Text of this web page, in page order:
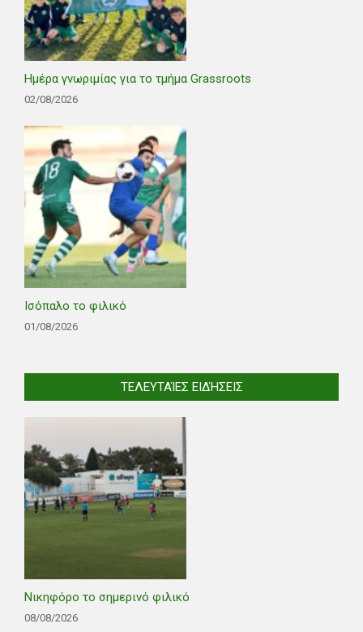
Ημέρα γνωριμίας για το τμήμα Grassroots
02/08/2026
Ισόπαλο το φιλικό
01/08/2026
ΤΕΛΕΥΤΑΊΕΣ ΕΙΔΉΣΕΙΣ
Νικηφόρο το σημερινό φιλικό
08/08/2026